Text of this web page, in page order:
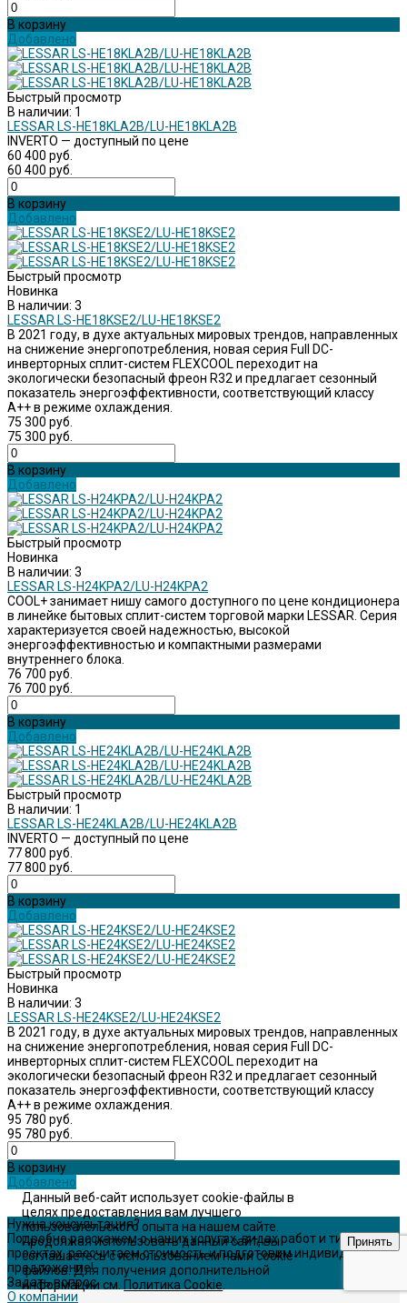
В корзину
Добавлено
Быстрый просмотр
В наличии: 1
LESSAR LS-HE18KLA2B/LU-HE18KLA2B
INVERTO — доступный по цене
60 400 руб.
60 400 руб.
В корзину
Добавлено
Быстрый просмотр
Новинка
В наличии: 3
LESSAR LS-HE18KSE2/LU-HE18KSE2
В 2021 году, в духе актуальных мировых трендов, направленных
на снижение энергопотребления, новая серия Full DC-
инверторных сплит-систем FLEXCOOL переходит на
экологически безопасный фреон R32 и предлагает сезонный
показатель энергоэффективности, соответствующий классу
A++ в режиме охлаждения.
75 300 руб.
75 300 руб.
В корзину
Добавлено
Быстрый просмотр
Новинка
В наличии: 3
LESSAR LS-H24KPA2/LU-H24KPA2
COOL+ занимает нишу самого доступного по цене кондиционера
в линейке бытовых сплит-систем торговой марки LESSAR. Серия
характеризуется своей надежностью, высокой
энергоэффективностью и компактными размерами
внутреннего блока.
76 700 руб.
76 700 руб.
В корзину
Добавлено
Быстрый просмотр
В наличии: 1
LESSAR LS-HE24KLA2B/LU-HE24KLA2B
INVERTO — доступный по цене
77 800 руб.
77 800 руб.
В корзину
Добавлено
Быстрый просмотр
Новинка
В наличии: 3
LESSAR LS-HE24KSE2/LU-HE24KSE2
В 2021 году, в духе актуальных мировых трендов, направленных
на снижение энергопотребления, новая серия Full DC-
инверторных сплит-систем FLEXCOOL переходит на
экологически безопасный фреон R32 и предлагает сезонный
показатель энергоэффективности, соответствующий классу
A++ в режиме охлаждения.
95 780 руб.
95 780 руб.
В корзину
Добавлено
Нужна консультация?
Подробно расскажем о наших услугах, видах работ и типовых
проектах, рассчитаем стоимость и подготовим индивидуальное
предложение!
Задать вопрос
О компании
Данный веб-сайт использует cookie-файлы в
целях предоставления вам лучшего
пользовательского опыта на нашем сайте.
Продолжая использовать данный сайт, вы
соглашаетесь с использованием нами cookie-
файлов. Для получения дополнительной
информации см. Политика Cookie
Принять